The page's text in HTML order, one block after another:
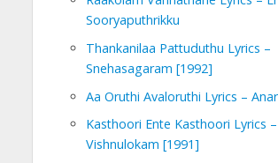
Sooryaputhrikku
Thankanilaa Pattuduthu Lyrics –
Snehasagaram [1992]
Aa Oruthi Avaloruthi Lyrics –
Kasthoori Ente Kasthoori Lyrics –
Vishnulokam [1991]